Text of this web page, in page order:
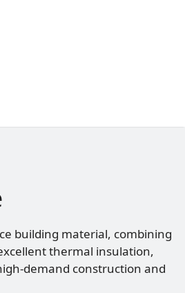
building material, combining
thermal insulation,
demand construction and